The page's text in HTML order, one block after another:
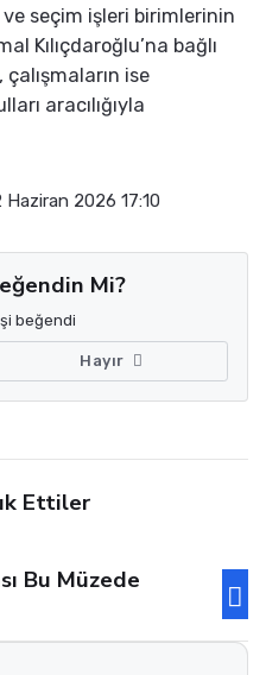
seçim işleri birimlerinin
Kılıçdaroğlu’na bağlı
ise
aracılığıyla
Haziran 2026 17:10
Mi?
beğendi
Hayır
Ettiler
Bu Müzede